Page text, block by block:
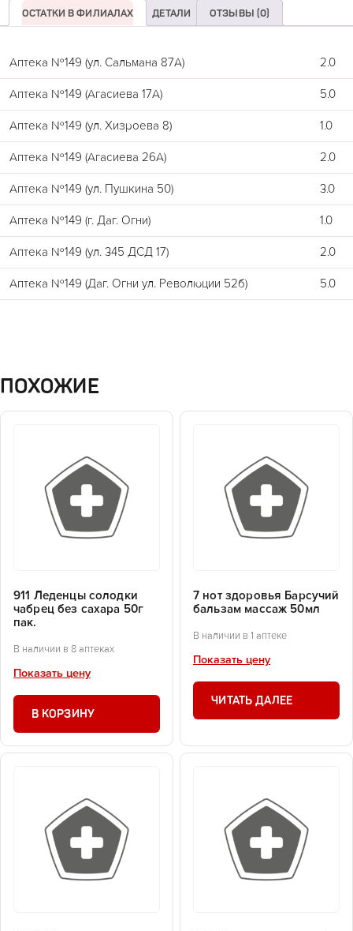
ОСТАТКИ В ФИЛИАЛАХ ДЕТАЛИ ОТЗЫВЫ (0)
Аптека №149 (ул. Сальмана 87А) 2.0
Аптека №149 (Агасиева 17А) 5.0
Аптека №149 (ул. Хизроева 8) 1.0
Аптека №149 (Агасиева 26А) 2.0
Аптека №149 (ул. Пушкина 50) 3.0
Аптека №149 (г. Даг. Огни) 1.0
Аптека №149 (ул. 345 ДСД 17) 2.0
Аптека №149 (Даг. Огни ул. Революции 52б) 5.0
ПОХОЖИЕ
911 Леденцы солодки
чабрец без сахара 50г
пак.
В наличии в 8 аптеках
Показать цену
В КОРЗИНУ
7 нот здоровья Барсучий
бальзам массаж 50мл
В наличии в 1 аптеке
Показать цену
ЧИТАТЬ ДАЛЕЕ